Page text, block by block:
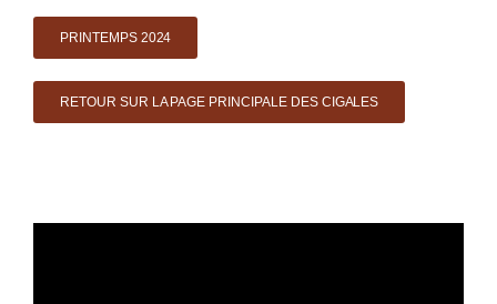
PRINTEMPS 2024
RETOUR SUR LA PAGE PRINCIPALE DES CIGALES